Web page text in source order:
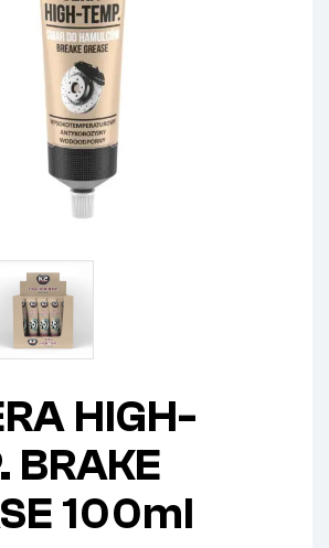
HIGH-
BRAKE
100ml